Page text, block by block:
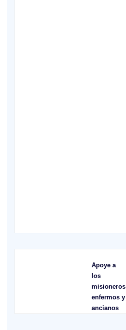
Apoye a
los
misioneros
enfermos y
ancianos